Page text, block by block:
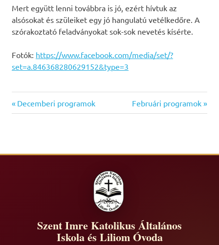
Mert együtt lenni továbbra is jó, ezért hívtuk az
alsósokat és szüleiket egy jó hangulatú vetélkedőre. A
szórakoztató feladványokat sok-sok nevetés kísérte.
Fotók: https://www.facebook.com/media/set/?
set=a.846368280629152&type=3
Bejegyzés
Previous
Post:
Decemberi programok
Next
Post:
Februári programok
Szent Imre Katolikus Általános
Iskola és Liliom Óvoda